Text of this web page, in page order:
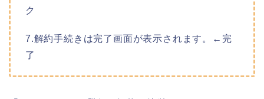
ク
7.解約手続きは完了画面が表示されます。←完
了